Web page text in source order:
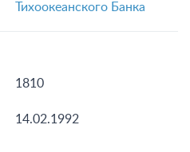
Тихоокеанского Банка
1810
14.02.1992